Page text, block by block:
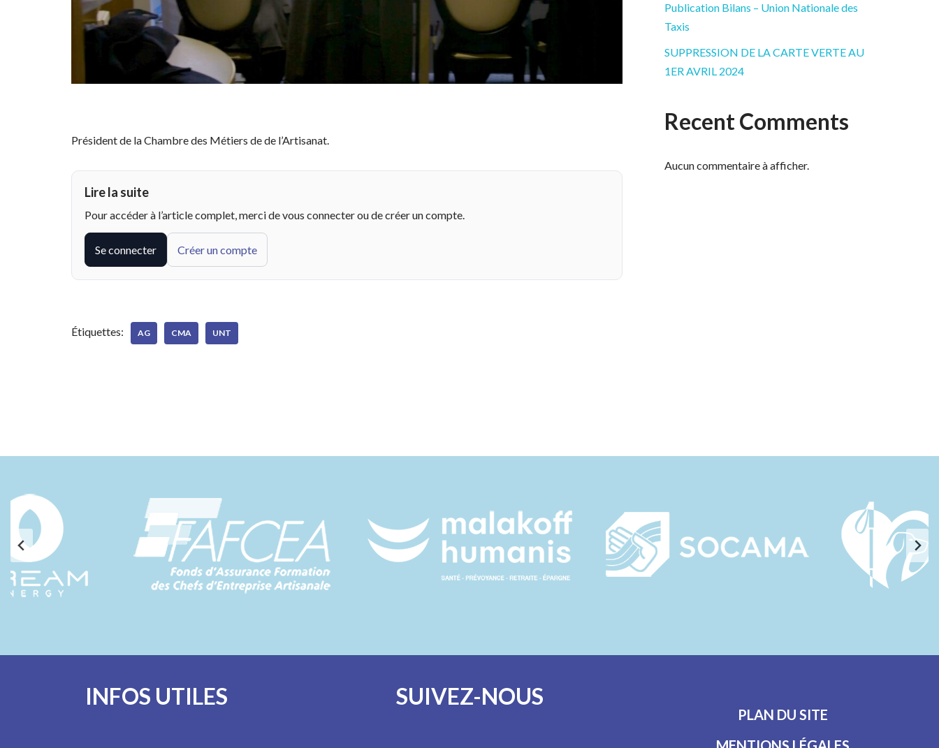
Président de la Chambre des Métiers de de l’Artisanat.
Lire la suite
Pour accéder à l’article complet, merci de vous connecter ou de créer un compte.
Se connecter Créer un compte
Étiquettes: AG CMA UNT
Publication Bilans – Union Nationale des
Taxis
SUPPRESSION DE LA CARTE VERTE AU
1ER AVRIL 2024
Recent Comments
Aucun commentaire à afficher.
INFOS UTILES SUIVEZ-NOUS
PLAN DU SITE